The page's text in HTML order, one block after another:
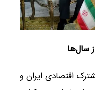
سال‌ها
اقتصادی ایران و